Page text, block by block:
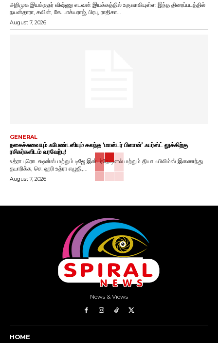
அறிமுக இயக்குநர் விஷ்ணு எடவன் இயக்கத்தில் உருவாகியுள்ள இந்த திரைப்படத்தில்
நயன்தாரா, கவின், கே. பாக்யராஜ், பிரபு, ராதிகா...
August 7, 2026
GENERAL
நகைச்சுவையும் ஃபேண்டஸியும் கலந்த ‘மாஸ்டர் பிளான்’ ஃபர்ஸ்ட் லுக்கிற்கு
ரசிகர்களிடம் வரவேற்பு!
உத்ரா புரொடக்ஷன்ஸ் மற்றும் டிஜே இன்டர்நேஷனல் மற்றும் தியா ஃபிலிம்ஸ் இணைந்து
தயாரிக்க, செ. ஹரி உத்ரா எழுதி,...
August 7, 2026
News & Views
HOME